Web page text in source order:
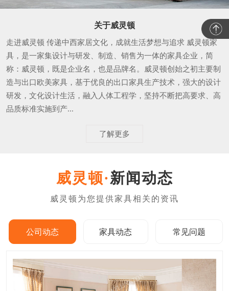
关于威灵顿
走进威灵顿 传递中西家居文化，成就生活梦想与追求 威灵顿家
具，是一家集设计与研发、制造、销售为一体的家具企业，简
称：威灵顿，既是企业名，也是品牌名。威灵顿创始之初主要制
造与出口欧美家具，基于优良的出口家具生产技术，强大的设计
研发，文化设计生活，融入人体工程学，坚持不断把高要求、高
品质标准实施到产...
了解更多
新闻动态
公司动态 家具动态 常见问题